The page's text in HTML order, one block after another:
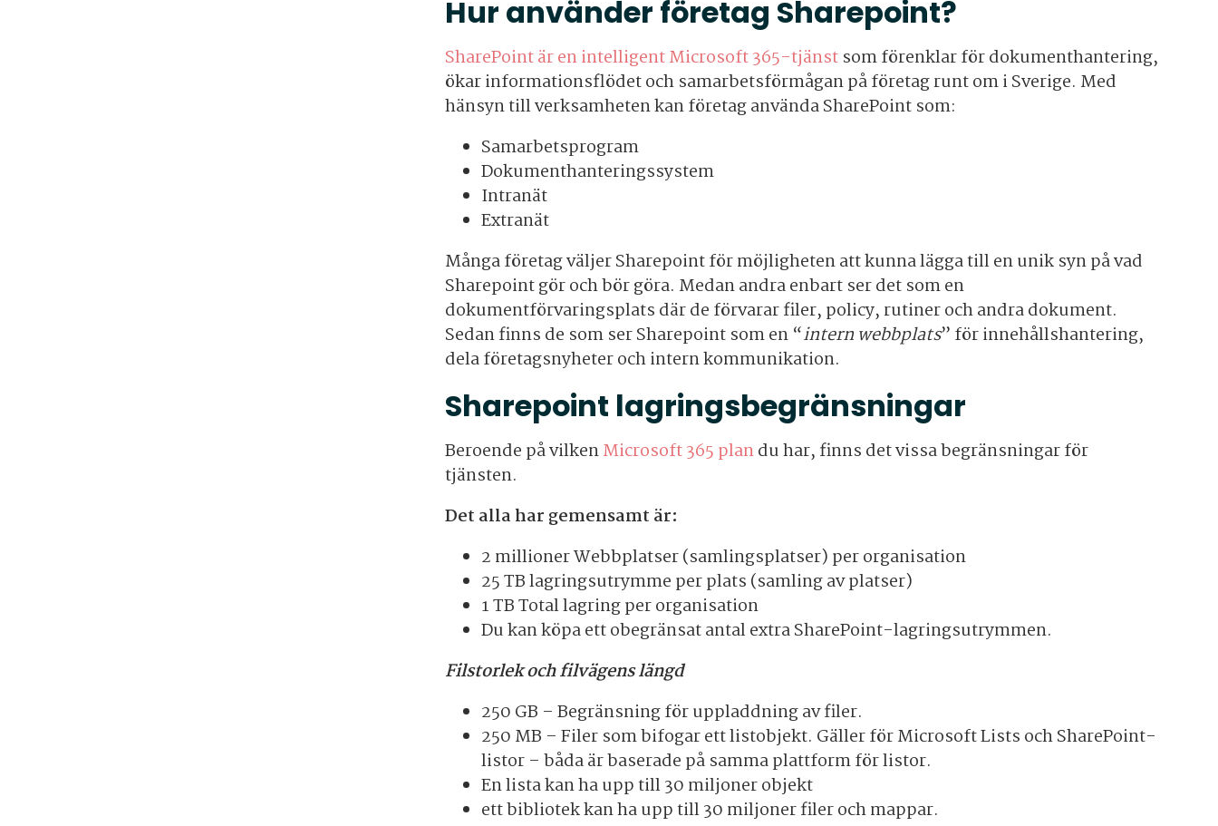
Hur använder företag Sharepoint?
SharePoint är en intelligent Microsoft 365-tjänst som förenklar för dokumenthantering,
ökar informationsflödet och samarbetsförmågan på företag runt om i Sverige. Med
hänsyn till verksamheten kan företag använda SharePoint som:
Samarbetsprogram
Dokumenthanteringssystem
Intranät
Extranät
Många företag väljer Sharepoint för möjligheten att kunna lägga till en unik syn på vad
Sharepoint gör och bör göra. Medan andra enbart ser det som en
dokumentförvaringsplats där de förvarar filer, policy, rutiner och andra dokument.
Sedan finns de som ser Sharepoint som en “intern webbplats” för innehållshantering,
dela företagsnyheter och intern kommunikation.
Sharepoint lagringsbegränsningar
Beroende på vilkenMicrosoft 365 plandu har, finns det vissa begränsningar för
tjänsten.
Det alla har gemensamt är:
2 millioner Webbplatser (samlingsplatser) per organisation
25 TB lagringsutrymme per plats (samling av platser)
1 TB Total lagring per organisation
Du kan köpa ett obegränsat antal extra SharePoint-lagringsutrymmen.
Filstorlek och filvägens längd
250 GB – Begränsning för uppladdning av filer.
250 MB – Filer som bifogar ett listobjekt. Gäller för Microsoft Lists och SharePoint-
listor – båda är baserade på samma plattform för listor.
En lista kan ha upp till 30 miljoner objekt
ett bibliotek kan ha upp till 30 miljoner filer och mappar.